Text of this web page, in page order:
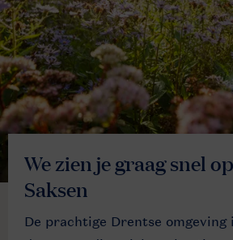
We zien je graag snel
Saksen
De prachtige Drentse